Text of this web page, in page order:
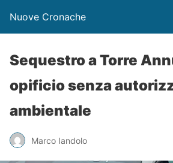
Nuove Cronache
Sequestro a Torre
opificio senza
ambientale
Marco Iandolo